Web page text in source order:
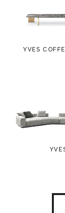
YVES